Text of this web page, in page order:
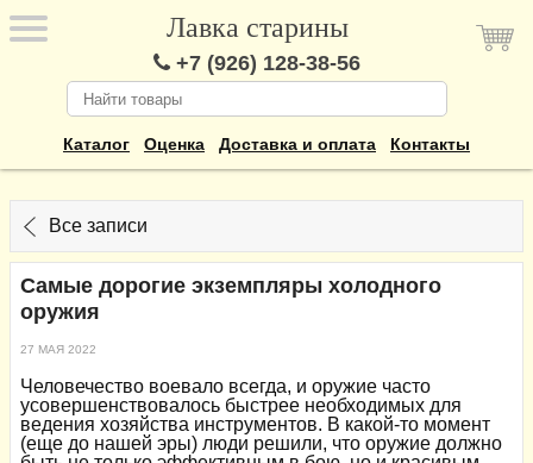
Лавка старины
+7 (926) 128-38-56
Каталог Оценка Доставка и оплата Контакты
Все записи
Самые дорогие экземпляры холодного
оружия
27 МАЯ 2022
Человечество воевало всегда, и оружие часто
усовершенствовалось быстрее необходимых для
ведения хозяйства инструментов. В какой-то момент
(еще до нашей эры) люди решили, что оружие должно